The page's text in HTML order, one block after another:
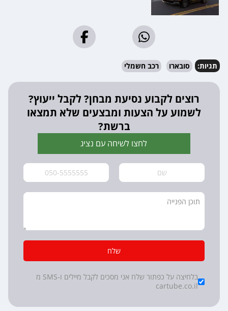
תגיות: סובארו רכב חשמלי
רוצים לקבוע נסיעת מבחן? לקבל ייעוץ?
לשמוע על הצעות ומבצעים שלא תמצאו
ברשת?
לחצו לשיחה עם נציג
שלח
Checkboxes
*
בלחיצה על כפתור שלח אני מסכים לקבל מיילים ו-SMS מ
cartube.co.il